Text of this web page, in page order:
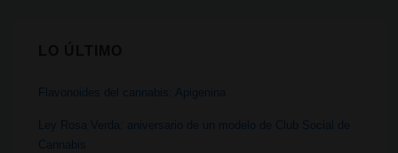
Flavonoides del cannabis: Apigenina
Ley Rosa Verda: aniversario de un modelo de Club Social de
Cannabis